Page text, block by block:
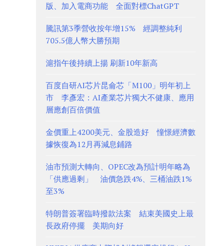
版、加入電商功能 全面對標ChatGPT
騰訊第3季營收按年增15% 經調整純利
705.5億人幣大勝預期
滬指午後持續上揚 刷新10年新高
百度自研AI芯片昆侖芯「M100」明年初上
市 李彥宏：AI產業芯片獨大不健康、應用
層應創百倍價值
金價重上4200美元、金股造好 憧憬經濟數
據恢復為12月再減息鋪路
油市預測大轉向、OPEC改為預計明年略為
「供應過剩」 油價急跌4%、三桶油跌1%
至3%
特朗普簽署臨時撥款法案 結束美國史上最
長政府停擺 美期向好